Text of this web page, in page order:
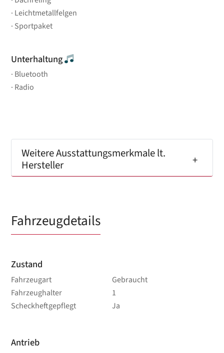
Leichtmetallfelgen
Sportpaket
Unterhaltung
Bluetooth
Radio
Weitere Ausstattungsmerkmale lt.
Hersteller
Fahrzeugdetails
Zustand
Fahrzeugart
Gebraucht
Fahrzeughalter
1
Scheckheftgepflegt
Ja
Antrieb